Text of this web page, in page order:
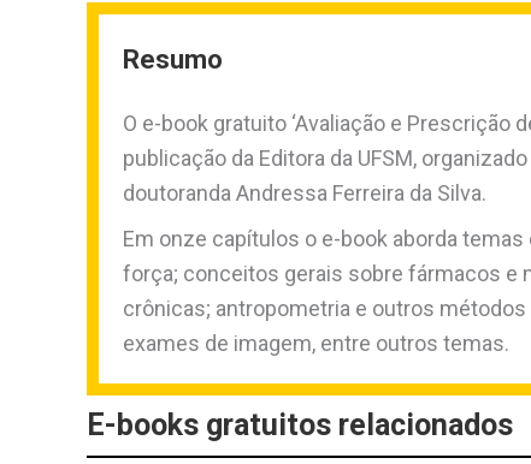
Resumo
O e-book gratuito ‘Avaliação e Prescrição
publicação da Editora da UFSM,
doutoranda Andressa Ferreira da Silva.
Em onze capítulos o e-book aborda
força; conceitos gerais sobre fármacos e
crônicas; antropometria e outros
exames de imagem, entre outros temas.
E-books gratuitos relacionados